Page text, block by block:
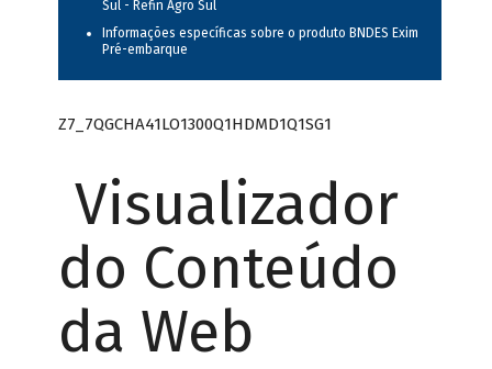
Sul - Refin Agro Sul
Informações específicas sobre o produto BNDES Exim
Pré-embarque
Z7_7QGCHA41LO1300Q1HDMD1Q1SG1
Visualizador
do Conteúdo
da Web